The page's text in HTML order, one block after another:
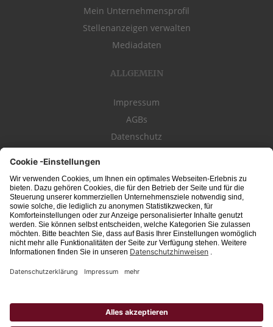
Mein Unternehmensprofil
Stellenanzeigen verwalten
Mediadaten
ALLGEMEIN
Impressum
AGBs
Datenschutz
schwäbischeJOBS - die Stellenbörse für die RegionBodensee, Schwaben,
Ostalbund Allgäu. Alle Jobs im Süden!
Auszubildende, Berufseinsteiger, Fachkräfte und Führungskräfte! Aktuelle
Zeitung, Aalener Nachrichten, Lindauer Zeitung, Gränzbote, Heuberger Bote
Südfinder(ehem. Südjob / jobsüd).